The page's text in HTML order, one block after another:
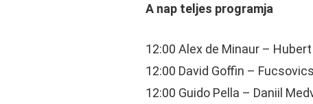
A nap teljes programja
12:00 Alex de Minaur –
12:00 David Goffin –
12:00 Guido Pella – Daniil